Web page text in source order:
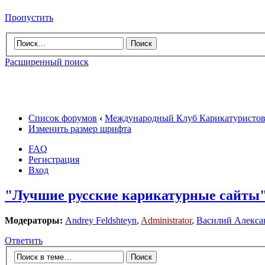
Пропустить
Расширенный поиск
Список форумов ‹ Международный Клуб Карикатуристов
Изменить размер шрифта
FAQ
Регистрация
Вход
"Лучшие русские карикатурные
Модераторы: Andrey Feldshteyn, Administrator, Василий
Ответить